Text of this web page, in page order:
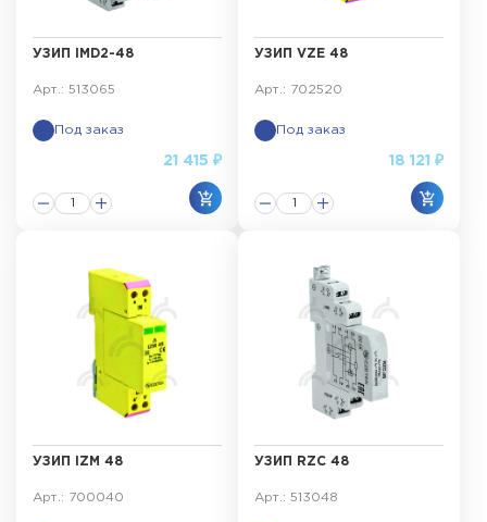
УЗИП IMD2-48
Арт.: 513065
Под заказ
21 415 ₽
УЗИП VZE 48
Арт.: 702520
Под заказ
18 121 ₽
УЗИП IZM 48
Арт.: 700040
УЗИП RZC 48
Арт.: 513048